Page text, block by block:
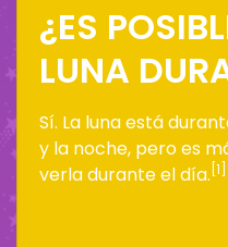
¿ES
LUNA
Sí. La luna está
y la noche, pero es
verla durante el día. [1]